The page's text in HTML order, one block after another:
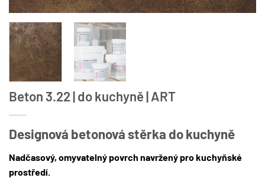
Beton 3.22 | do kuchyně | ART
Designová betonová stěrka do kuchyně
Nadčasový, omyvatelný povrch navržený pro kuchyňské
prostředí.